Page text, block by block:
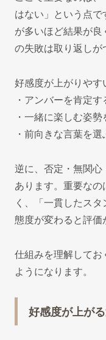
はない」という点
が多いほど結果が
の失敗は取り返しが
好感度が上がりやす
・アンバーを肯定す
・一緒に楽しむ姿勢
・前向きな言葉を選
逆に、否定・無関心
あります。重要な
く、「一貫したス
態度が変わると評価
仕組みを理解してお
ようになります。
好感度が上が